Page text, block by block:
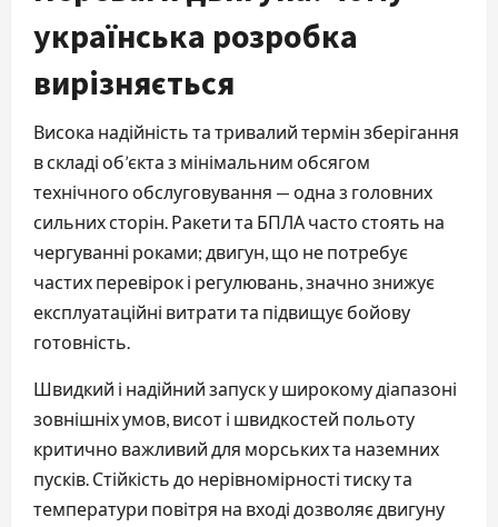
українська розробка
вирізняється
Висока надійність та тривалий термін зберігання
в складі об’єкта з мінімальним обсягом
технічного обслуговування — одна з головних
сильних сторін. Ракети та БПЛА часто стоять на
чергуванні роками; двигун, що не потребує
частих перевірок і регулювань, значно знижує
експлуатаційні витрати та підвищує бойову
готовність.
Швидкий і надійний запуск у широкому діапазоні
зовнішніх умов, висот і швидкостей польоту
критично важливий для морських та наземних
пусків. Стійкість до нерівномірності тиску та
температури повітря на вході дозволяє двигуну